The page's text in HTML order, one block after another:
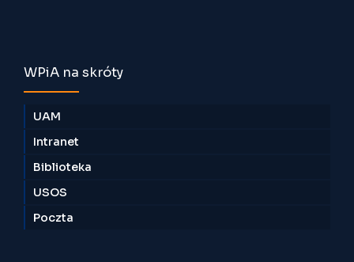
WPiA na skróty
UAM
Intranet
Biblioteka
USOS
Poczta